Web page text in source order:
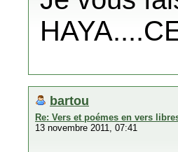
bartou
Re: Vers et poémes en vers
13 novembre 2011, 07:41